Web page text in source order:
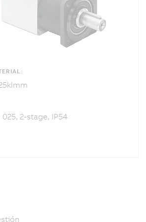
025, 2-stage, IP54